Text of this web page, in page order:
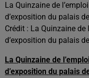
La Quinzaine de
d’exposition du palais
Crédit : La Quinzaine de
d’exposition du palais
La Quinzaine de
d’exposition du palais